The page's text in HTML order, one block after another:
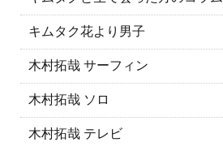
キムタク花より男子
木村拓哉 サーフィン
木村拓哉 ソロ
木村拓哉 テレビ